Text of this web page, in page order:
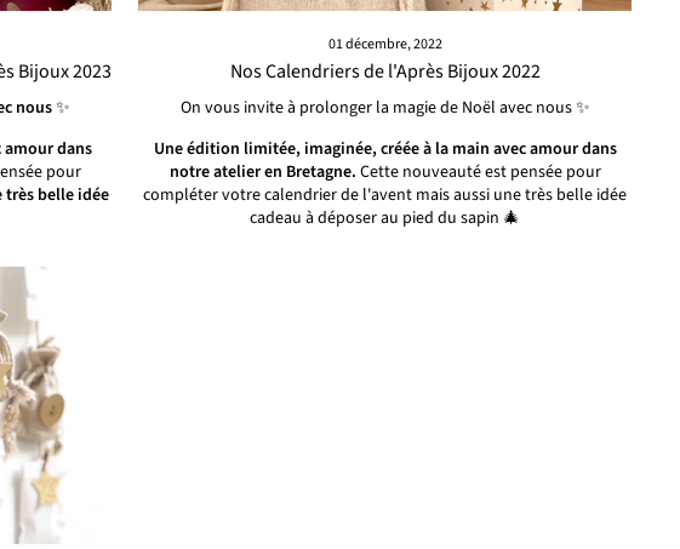
Bijoux 2023
nous✨
amour dans
pour
très belle idée
01 décembre, 2022
Nos Calendriers de l'Après Bijoux 2022
On vous invite à prolonger la magie de Noël avec nous ✨
Une édition limitée, imaginée, créée à la main avec amour dans
notre atelier en Bretagne. Cette nouveauté est pensée pour
compléter votre calendrier de l'avent mais aussi une très belle idée
cadeau à déposer au pied du sapin 🎄